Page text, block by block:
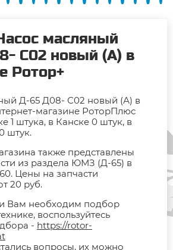
масляный
С02 новый (А) в
Ротор+
Д-65 Д08- С02 новый (А) в
магазине РоторПлюс
1 штука, в Канске 0 штук, в
штук.
также представлены
из раздела ЮМЗ (Д-65) в
Цены на запчасти
20 руб.
Вам необходим подбор
воспользуйтесь
- https://rotor-
вопросы, их можно